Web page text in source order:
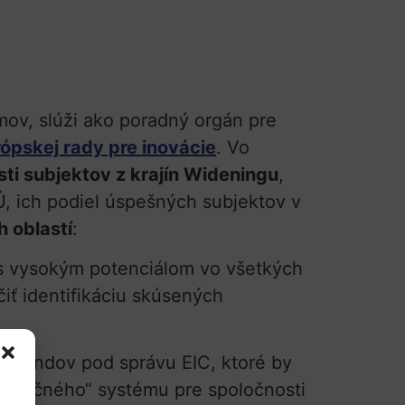
slúži ako poradný orgán pre
rady pre inovácie. Vo
subjektov z krajín Wideningu,
ich podiel úspešných subjektov v
oblastí:
potenciálom vo všetkých
identifikáciu skúsených
fondov pod správu EIC, ktoré by
systému pre spoločnosti